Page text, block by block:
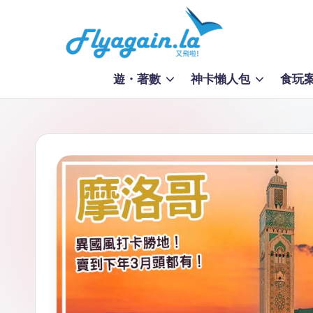
飛
啦
！
遊・著數 神卡懶人包 食玩